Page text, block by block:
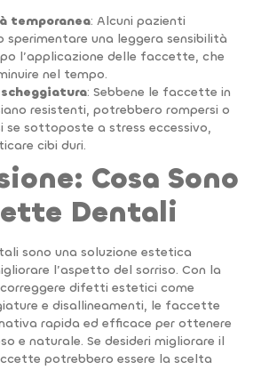
temporanea: Alcuni pazienti
sperimentare una leggera sensibilità
l’applicazione delle faccette, che
nel tempo.
: Sebbene le faccette in
resistenti, potrebbero rompersi o
se sottoposte a stress eccessivo,
cibi duri.
Cosa Sono
Dentali
sono una soluzione estetica
l’aspetto del sorriso. Con la
difetti estetici come
e disallineamenti, le faccette
rapida ed efficace per ottenere
e naturale. Se desideri migliorare il
potrebbero essere la scelta